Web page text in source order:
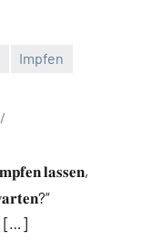
Impfen
𝐥𝐚𝐬𝐬𝐞𝐧,
[…]